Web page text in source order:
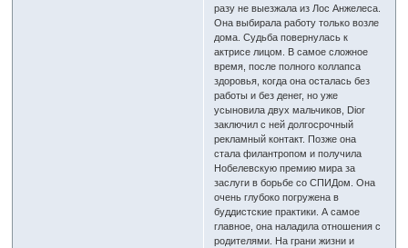
разу не выезжала из Лос Анжелеса.
Она выбирала работу только возле
дома. Судьба повернулась к
актрисе лицом. В самое сложное
время, после полного коллапса
здоровья, когда она осталась без
работы и без денег, но уже
усыновила двух мальчиков, Dior
заключил с ней долгосрочный
рекламный контакт. Позже она
стала филантропом и получила
Нобелевскую премию мира за
заслуги в борьбе со СПИДом. Она
очень глубоко погружена в
буддистские практики. А самое
главное, она наладила отношения с
родителями. На грани жизни и